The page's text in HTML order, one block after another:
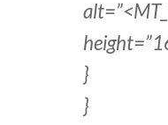
}
}